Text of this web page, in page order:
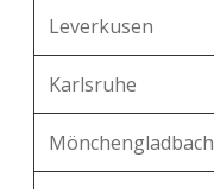
Leverkusen
Karlsruhe
Mönchengladbach